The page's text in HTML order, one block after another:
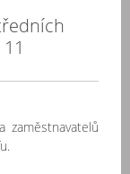
zaměstnavatelů